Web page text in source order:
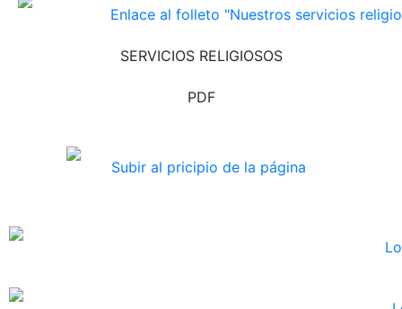
SERVICIOS RELIGIOSOS
PDF